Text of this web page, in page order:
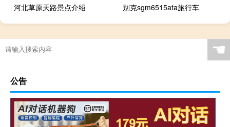
河北草原天路景点介绍
别克sgm6515ata旅行车
☚
公告